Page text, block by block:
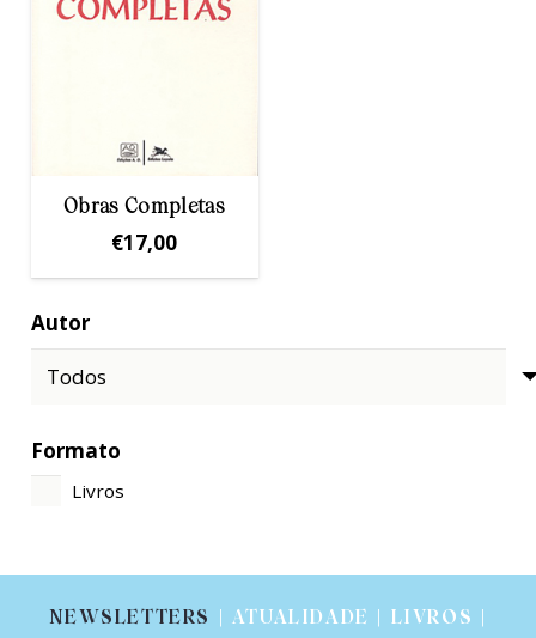
Autor
Formato
Livros
Obras Completas
€17,00
NEWSLETTERS
| ATUALIDADE | LIVROS |